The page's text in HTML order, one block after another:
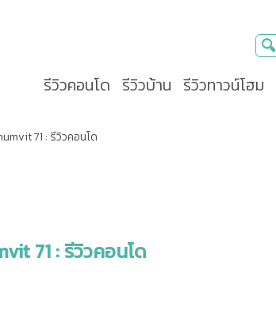
รีวิวคอนโด รีวิวบ้าน รีวิวทาวน์โฮม
71 : รีวิวคอนโด
71 : รีวิวคอนโด